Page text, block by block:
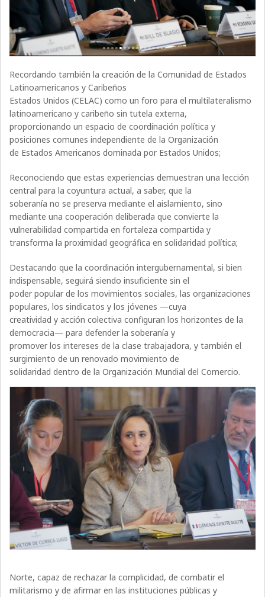
Recordando también la creación de la Comunidad de Estados
Latinoamericanos y Caribeños
Estados Unidos (CELAC) como un foro para el multilateralismo
latinoamericano y caribeño sin tutela externa,
proporcionando un espacio de coordinación política y
posiciones comunes independiente de la Organización
de Estados Americanos dominada por Estados Unidos;
Reconociendo que estas experiencias demuestran una lección
central para la coyuntura actual, a saber, que la
soberanía no se preserva mediante el aislamiento, sino
mediante una cooperación deliberada que convierte la
vulnerabilidad compartida en fortaleza compartida y
transforma la proximidad geográfica en solidaridad política;
Destacando que la coordinación intergubernamental, si bien
indispensable, seguirá siendo insuficiente sin el
poder popular de los movimientos sociales, las organizaciones
populares, los sindicatos y los jóvenes —cuya
creatividad y acción colectiva configuran los horizontes de la
democracia— para defender la soberanía y
promover los intereses de la clase trabajadora, y también el
surgimiento de un renovado movimiento de
solidaridad dentro de la Organización Mundial del Comercio.
Norte, capaz de rechazar la complicidad, de combatir el
militarismo y de afirmar en las instituciones públicas y